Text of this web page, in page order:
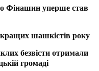
Фінашин уперше став
шашкістів року
безвісти отримали
громаді